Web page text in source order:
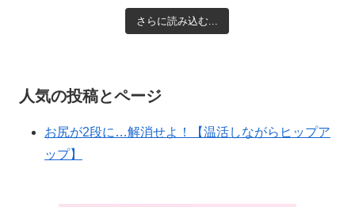
さらに読み込む...
人気の投稿とページ
お尻が2段に…解消せよ！【温活しながらヒップア
ップ】